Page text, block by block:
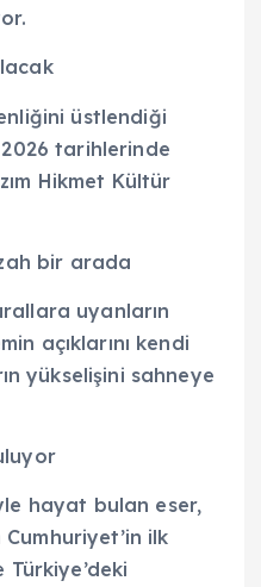
üstlendiği
tarihlerinde
Hikmet Kültür
bir arada
uyanların
açıklarını kendi
yükselişini sahneye
hayat bulan eser,
ilk
Türkiye’deki